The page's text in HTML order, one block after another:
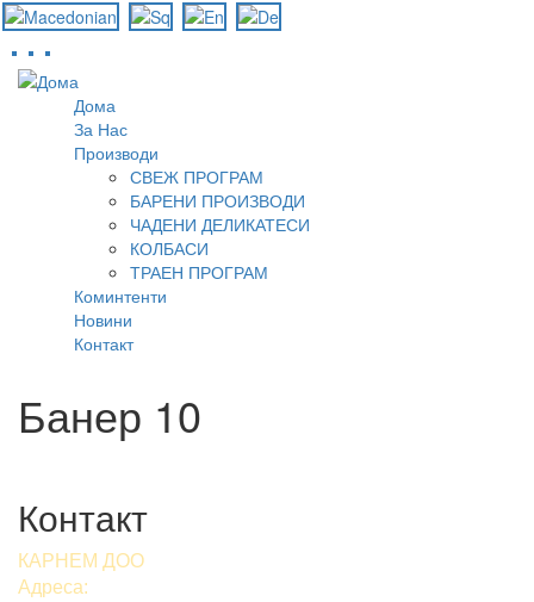
Skip
Дома
За Нас
Производи
СВЕЖ ПРОГРАМ
БАРЕНИ ПРОИЗВОДИ
ЧАДЕНИ ДЕЛИКАТЕСИ
КОЛБАСИ
ТРАЕН ПРОГРАМ
Коминтенти
Новини
Контакт
Банер 10
Контакт
КАРНЕМ ДОО
Адреса: